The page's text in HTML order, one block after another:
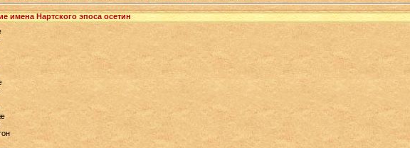
имена Нартского эпоса осетин